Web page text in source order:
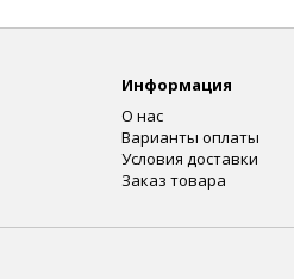
Информация
О нас
Варианты оплаты
Условия доставки
Заказ товара